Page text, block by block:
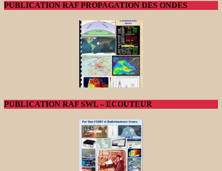
PUBLICATION RAF PROPAGATION DES ONDES
PUBLICATION RAF SWL – ECOUTEUR